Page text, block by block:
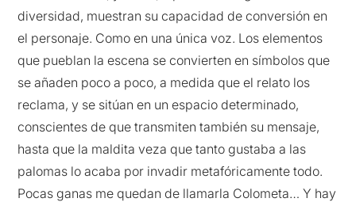
diversidad, muestran su capacidad de conversión en
el personaje. Como en una única voz. Los elementos
que pueblan la escena se convierten en símbolos que
se añaden poco a poco, a medida que el relato los
reclama, y se sitúan en un espacio determinado,
conscientes de que transmiten también su mensaje,
hasta que la maldita veza que tanto gustaba a las
palomas lo acaba por invadir metafóricamente todo.
Pocas ganas me quedan de llamarla Colometa… Y hay